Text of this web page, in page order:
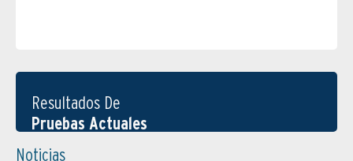
Resultados De
Pruebas Actuales
Noticias